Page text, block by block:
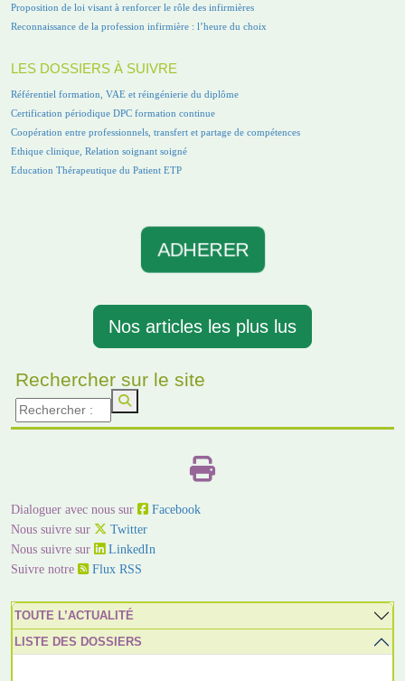
Proposition de loi visant à renforcer le rôle des infirmières
Reconnaissance de la profession infirmière : l’heure du choix
LES DOSSIERS À SUIVRE
Référentiel formation, VAE et réingénierie du diplôme
Certification périodique DPC formation continue
Coopération entre professionnels, transfert et partage de compétences
Ethique clinique, Relation soignant soigné
Education Thérapeutique du Patient ETP
ADHERER
Nos articles les plus lus
Rechercher sur le site
Dialoguer avec nous sur
Facebook
Nous suivre sur
Twitter
Nous suivre sur
LinkedIn
Suivre notre
Flux RSS
TOUTE L’ACTUALITÉ
LISTE DES DOSSIERS